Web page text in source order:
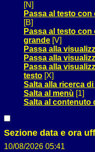
[N]
Passa al testo
[B]
Passa al testo
grande [V]
Passa alla
Passa alla
Passa alla
testo [X]
Salta alla ricerca
Salta al menù [1]
Salta al contenuto
Sezione data e ora
10/08/2026 05:41